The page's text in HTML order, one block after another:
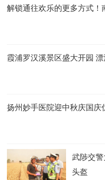
解锁通往欢乐的更多方式
霞浦罗汉溪景区盛大开园
扬州妙手医院迎中秋庆国庆
武陟交
头盔